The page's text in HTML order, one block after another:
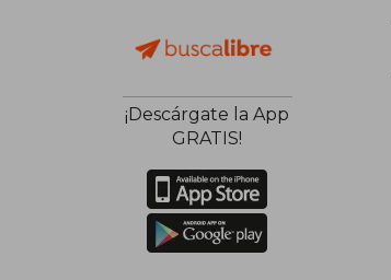
¡Descárgate la App
GRATIS!